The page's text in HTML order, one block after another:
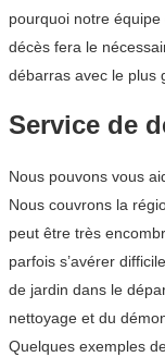
pourquoi notre
décès fera le
débarras avec le plus
Service de
Nous pouvons vous
Nous couvrons la
peut être très
parfois s’avérer
de jardin dans le
nettoyage et du
Quelques exemples